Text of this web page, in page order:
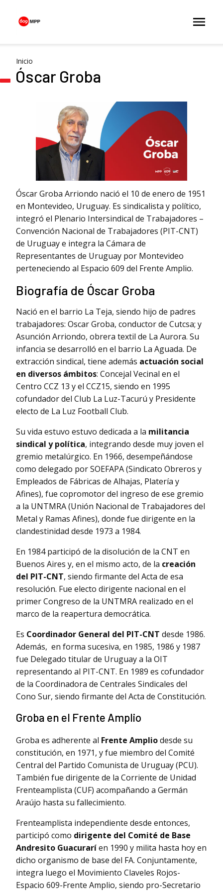
Inicio
Óscar Groba
Óscar Groba Arriondo nació el 10 de enero de 1951
en Montevideo, Uruguay. Es sindicalista y político,
integró el Plenario Intersindical de Trabajadores –
Convención Nacional de Trabajadores (PIT-CNT)
de Uruguay e integra la Cámara de
Representantes de Uruguay por Montevideo
perteneciendo al Espacio 609 del Frente Amplio.
Biografía de Óscar Groba
Nació en el barrio La Teja, siendo hijo de padres
trabajadores: Oscar Groba, conductor de Cutcsa; y
Asunción Arriondo, obrera textil de La Aurora. Su
infancia se desarrolló en el barrio La Aguada. De
extracción sindical, tiene además actuación social
en diversos ámbitos: Concejal Vecinal en el
Centro CCZ 13 y el CCZ15, siendo en 1995
cofundador del Club La Luz-Tacurú y Presidente
electo de La Luz Football Club.
Su vida estuvo estuvo dedicada a la militancia
sindical y política, integrando desde muy joven el
gremio metalúrgico. En 1966, desempeñándose
como delegado por SOEFAPA (Sindicato Obreros y
Empleados de Fábricas de Alhajas, Platería y
Afines), fue copromotor del ingreso de ese gremio
a la UNTMRA (Unión Nacional de Trabajadores del
Metal y Ramas Afines), donde fue dirigente en la
clandestinidad desde 1973 a 1984.
En 1984 participó de la disolución de la CNT en
Buenos Aires y, en el mismo acto, de la creación
del PIT-CNT, siendo firmante del Acta de esa
resolución. Fue electo dirigente nacional en el
primer Congreso de la UNTMRA realizado en el
marco de la reapertura democrática.
Es Coordinador General del PIT-CNT desde 1986.
Además, en forma sucesiva, en 1985, 1986 y 1987
fue Delegado titular de Uruguay a la OIT
representando al PIT-CNT. En 1989 es cofundador
de la Coordinadora de Centrales Sindicales del
Cono Sur, siendo firmante del Acta de Constitución.
Groba en el Frente Amplio
Groba es adherente al Frente Ampliodesde su
constitución, en 1971, y fue miembro del Comité
Central del Partido Comunista de Uruguay (PCU).
También fue dirigente de la Corriente de Unidad
Frenteamplista (CUF) acompañando a Germán
Araújo hasta su fallecimiento.
Frenteamplista independiente desde entonces,
participó como dirigente del Comité de Base
Andresito Guacuraríen 1990 y milita hasta hoy en
dicho organismo de base del FA. Conjuntamente,
integra luego el Movimiento Claveles Rojos-
Espacio 609-Frente Amplio, siendo pro-Secretario